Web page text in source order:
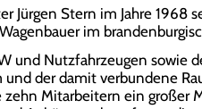
Jürgen Stern im Jahre
im
und Nutzfahrzeugen
der damit verbundene
Mitarbeitern ein großer